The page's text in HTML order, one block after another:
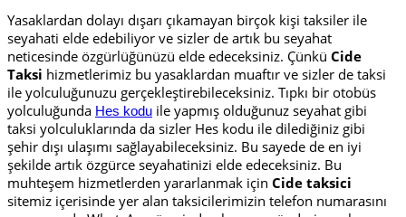
Yasaklardan dolayı dışarı çıkamayan birçok kişi taksiler ile
seyahati elde edebiliyor ve sizler de artık bu seyahat
neticesinde özgürlüğünüzü elde edeceksiniz. Çünkü Cide
Taksi hizmetlerimiz bu yasaklardan muaftır ve sizler de taksi
ile yolculuğunuzu gerçekleştirebileceksiniz. Tıpkı bir otobüs
yolculuğunda Hes kodu ile yapmış olduğunuz seyahat gibi
taksi yolculuklarında da sizler Hes kodu ile dilediğiniz gibi
şehir dışı ulaşımı sağlayabileceksiniz. Bu sayede de en iyi
şekilde artık özgürce seyahatinizi elde edeceksiniz. Bu
muhteşem hizmetlerden yararlanmak için Cide taksici
sitemiz içerisinde yer alan taksicilerimizin telefon numarasını